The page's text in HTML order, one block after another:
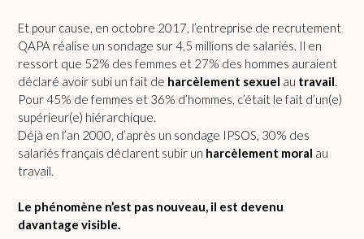
Et pour cause, en octobre 2017, l’entreprise de recrutement
QAPA réalise un sondage sur 4,5 millions de salariés. Il en
ressort que 52% des femmes et 27% des hommes auraient
déclaré avoir subi un fait de harcèlement sexuel au travail
Pour 45% de femmes et 36% d’hommes, c’était le fait d’un(e)
supérieur(e) hiérarchique.
Déjà en l’an 2000, d’après un sondage IPSOS, 30% des
salariés français déclarent subir un harcèlement moral au
travail.
Le phénomène n’est pas nouveau, il est devenu
davantage visible.